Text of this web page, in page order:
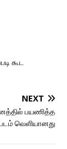
கூட
NEXT
பயணித்த
வெளியானது